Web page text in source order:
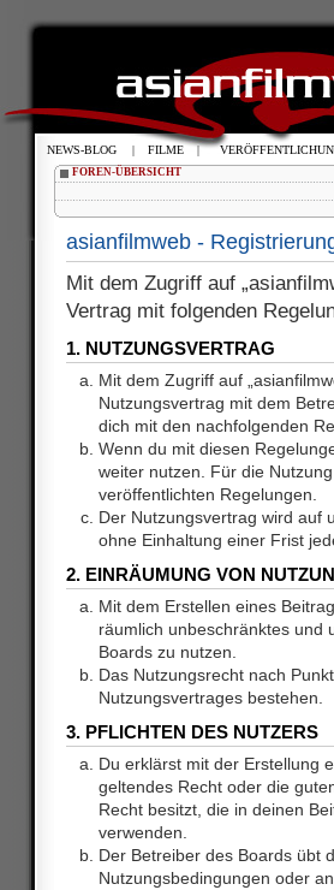
FOREN-ÜBERSICHT
asianfilmweb -
Mit dem Zugriff auf
Vertrag mit folgenden
1. NUTZUNGSVERTRAG
Mit dem Zugriff auf
Nutzungsvertrag mit dem
dich mit den nachfolgenden
Wenn du mit diesen
weiter nutzen. Für die
veröffentlichten Regelungen.
Der Nutzungsvertrag wird auf
ohne Einhaltung einer Frist
2. EINRÄUMUNG VON
Mit dem Erstellen eines
räumlich unbeschränktes und
Boards zu nutzen.
Das Nutzungsrecht nach
Nutzungsvertrages bestehen.
3. PFLICHTEN DES NUTZERS
Du erklärst mit der Erstellung
geltendes Recht oder die
Recht besitzt, die in deinen
verwenden.
Der Betreiber des Boards übt
Nutzungsbedingungen oder
NEWS-BLOG | FILME |